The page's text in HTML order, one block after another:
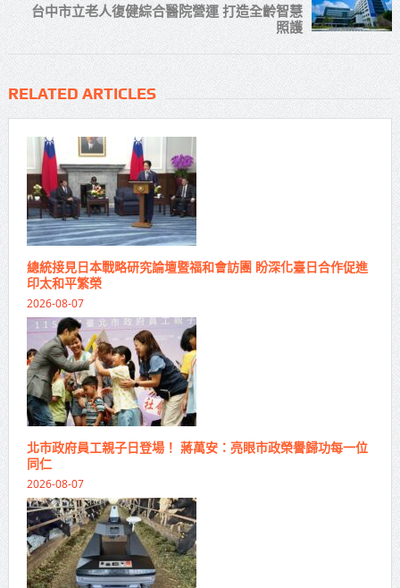
台中市立老人復健綜合醫院營運 打造全齡智慧
照護
RELATED ARTICLES
總統接見日本戰略研究論壇暨福和會訪團 盼深化臺日合作促進
印太和平繁榮
2026-08-07
北市政府員工親子日登場！ 蔣萬安：亮眼市政榮譽歸功每一位
同仁
2026-08-07